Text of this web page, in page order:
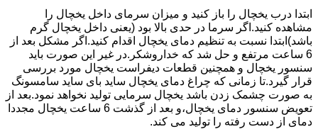
ابتدا درب یخچال را باز کنید و میزان سرمای داخل یخچال را
مشاهده کنید.اگر سرما در حدی بالا بود (یعنی داخل یخچال گرم
باشد)ابتدا نسبت به تنظیم دمای یخچال اقدام کنید.اگر مشکل بعد از
6 ساعت مرتفع و حل شد که خداروشکر.در غیر این صورت باید
سنسور یخچال و همچنین قطعات دیفراست یخچال مورد بررسی
قرار گیرد.تا زمانی که چراغ دمای یخچال ساید بای ساید سامسونگ
به صورت چشمک زدن باشد یخچال سرمایی تولید نخواهد نمود.بعد از
تعویض سنسور دمای یخچال،و بعد از گذشت 6 ساعت یخچال مجددا
دمای از دست رفته را تولید می کند.